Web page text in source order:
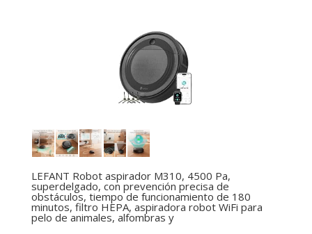
LEFANT Robot aspirador M310, 4500 Pa,
superdelgado, con prevención precisa de
obstáculos, tiempo de funcionamiento de 180
minutos, filtro HEPA, aspiradora robot WiFi para
pelo de animales, alfombras y